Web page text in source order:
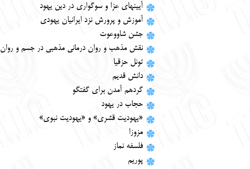
آيين‏هاي عزا و سوگواري در دين يهود
آموزش و پرورش نزد ايرانيان يهودى
جشن شاووعوت
نقش مذهب و روان درماني مذهبي در جسم و روان
تونل حزقیا
دانش قدیم
گردهم آمدن براي گفتگو
حجاب در يهود
«يهوديت قشري» و «يهوديت نبوي»
مزوزا
فلسفه نماز
پوریم